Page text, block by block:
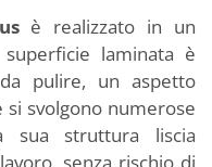
è realizzato in un
laminata è
pulire, un aspetto
svolgono numerose
sua struttura liscia
senza rischio di